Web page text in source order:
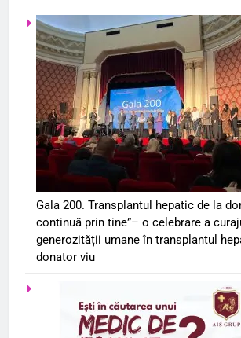
Gala 200. Transplantul hepatic de la
continuă prin tine”– o celebrare a
generozității umane în transplantul
donator viu